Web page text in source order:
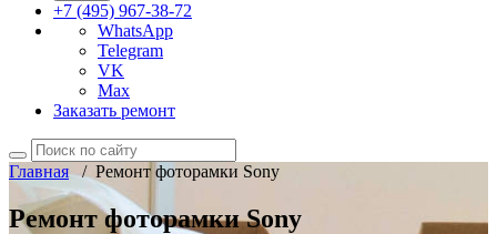
+7 (495) 967-38-72
WhatsApp
Telegram
VK
Max
Заказать ремонт
Главная/ Ремонт фоторамки Sony
Ремонт фоторамки Sony